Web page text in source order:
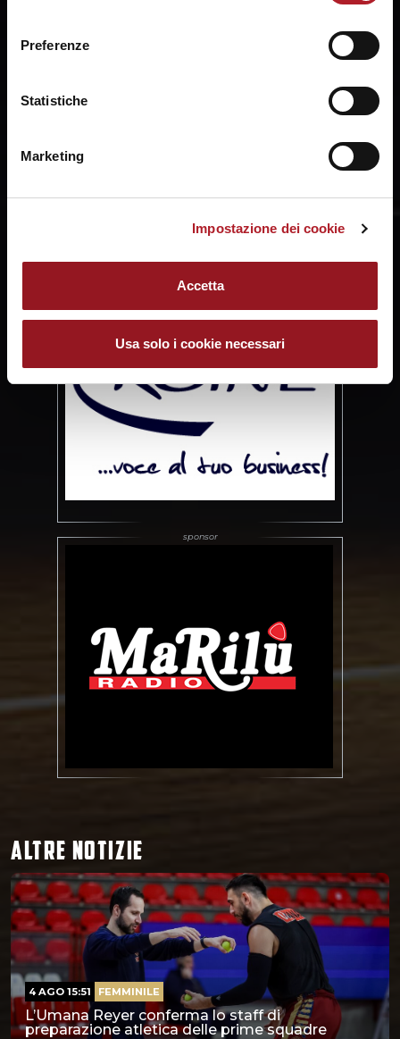
ogni momento mediante il link “Impostazione dei cookie”
a fine pagina. Per ulteriori informazioni ti invitiamo a
prendere visione della
Preferenze
Statistiche
Marketing
Impostazione dei cookie
Accetta
Usa solo i cookie necessari
ALTRE NOTIZIE
L’Umana Reyer conferma lo staff di
preparazione atletica delle prime squadre
4 AGO 15:51 FEMMINILE